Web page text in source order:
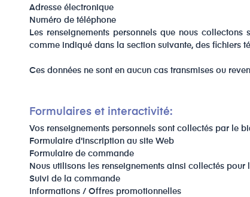
Adresse électronique
Numéro de téléphone
Les renseignements personnels que nous
comme indiqué dans la section suivante, des fichiers
​Ces données ne sont en aucun cas transmises ou
Formulaires et interactivité:
Vos renseignements personnels sont collectés par le
Formulaire d'inscription au site Web
Formulaire de commande
Nous utilisons les renseignements ainsi collectés pour
Suivi de la commande
Informations / Offres promotionnelles